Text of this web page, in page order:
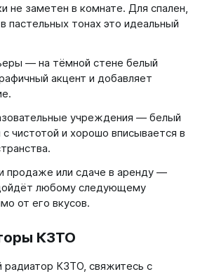
не заметен в комнате. Для спален,
пастельных тонах это идеальный
— на тёмной стене белый
акцент и добавляет
учреждения — белый
чистотой и хорошо вписывается в
продаже или сдаче в аренду —
любому следующему
от его вкусов.
КЗТО
радиатор КЗТО, свяжитесь с